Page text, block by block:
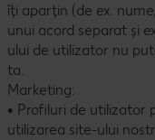
îți aparțin (de ex.
unui acord separat și
ului de utilizator nu
ta.
Marketing:
• Profiluri de utilizator
utilizarea site-ului